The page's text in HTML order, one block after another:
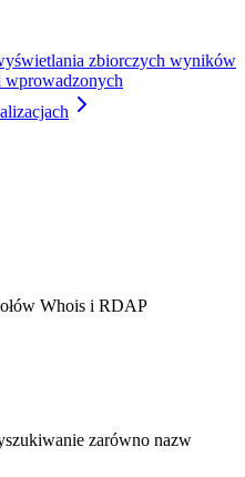
zbiorczych wyników
Whois i RDAP
zarówno nazw